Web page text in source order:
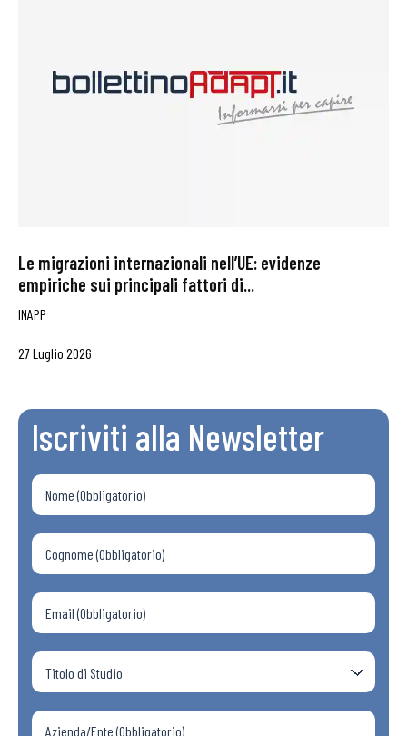
Le migrazioni internazionali nell’UE: evidenze
empiriche sui principali fattori di...
INAPP
27 Luglio 2026
Iscriviti alla Newsletter